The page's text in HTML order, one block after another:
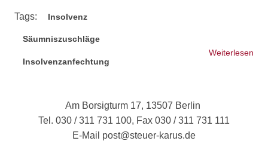
Weiterlesen
Tags: Insolvenz
Säumniszuschläge
Insolvenzanfechtung
Am Borsigturm 17, 13507 Berlin
Tel. 030 / 311 731 100, Fax 030 / 311 731 111
E-Mail post@steuer-karus.de